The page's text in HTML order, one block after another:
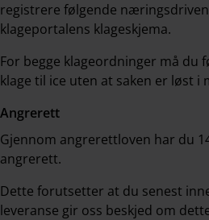
registrere følgende
klageportalens klageskjema.
For begge klageordninger må du
klage til ice uten at saken er løst i
Angrerett
Gjennom angrerettloven har du
angrerett.
Dette forutsetter at du senest
leveranse gir oss beskjed om